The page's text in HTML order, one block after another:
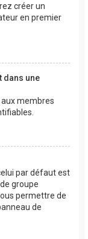
créer un
en premier
dans une
membres
par défaut est
groupe
permettre de
de